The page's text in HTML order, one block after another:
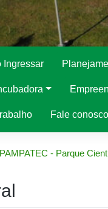
Ingressar
Fale conosco
PAMPATEC - Parque